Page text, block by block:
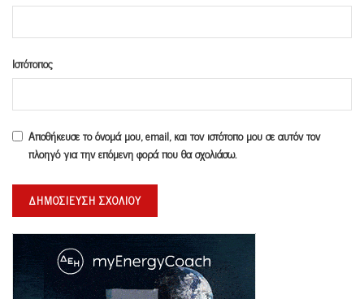
Ιστότοπος
Αποθήκευσε το όνομά μου, email, και τον ιστότοπο μου σε αυτόν τον
πλοηγό για την επόμενη φορά που θα σχολιάσω.